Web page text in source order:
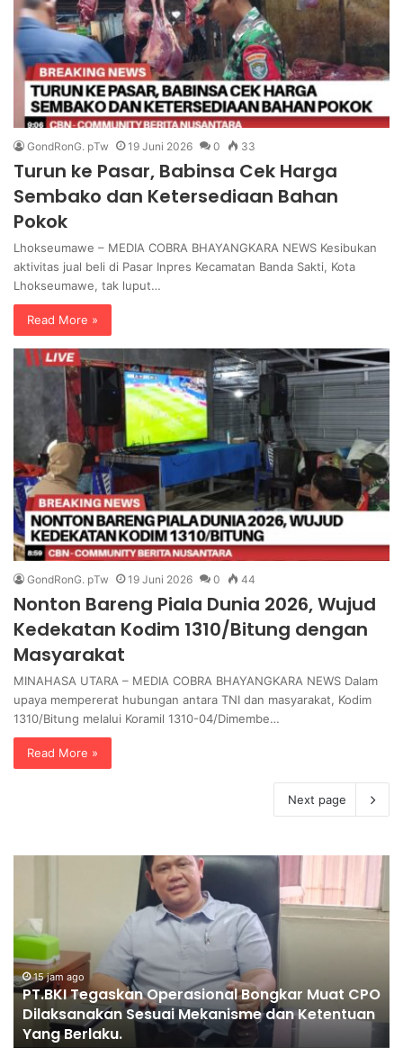
GondRonG. pTw 19 Juni 2026 0 33
Turun ke Pasar, Babinsa Cek Harga
Sembako dan Ketersediaan Bahan
Pokok
Lhokseumawe – MEDIA COBRA BHAYANGKARA NEWS Kesibukan
aktivitas jual beli di Pasar Inpres Kecamatan Banda Sakti, Kota
Lhokseumawe, tak luput…
Read More »
GondRonG. pTw 19 Juni 2026 0 44
Nonton Bareng Piala Dunia 2026, Wujud
Kedekatan Kodim 1310/Bitung dengan
Masyarakat
MINAHASA UTARA – MEDIA COBRA BHAYANGKARA NEWS Dalam
upaya mempererat hubungan antara TNI dan masyarakat, Kodim
1310/Bitung melalui Koramil 1310-04/Dimembe…
Read More »
Next page
G
A
N
T
21 jam ago
PENGGANTIAN KAPOLRI”KOMPETENSI ABSOLUT
PRESIDEN”